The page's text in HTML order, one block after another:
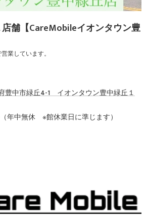
舗【CareMobileイオンタウン豊
業しています。
豊中市緑丘4-1 イオンタウン豊中緑丘１
年中無休 ※館休業日に準じます）